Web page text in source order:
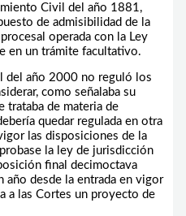
Civil del año 1881,
de admisibilidad de la
operada con la Ley
en un trámite facultativo.
del año 2000 no reguló los
como señalaba su
trataba de materia de
quedar regulada en otra
las disposiciones de la
la ley de jurisdicción
final decimoctava
año desde la entrada en vigor
a las Cortes un proyecto de